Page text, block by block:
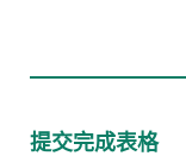
提交完成表格